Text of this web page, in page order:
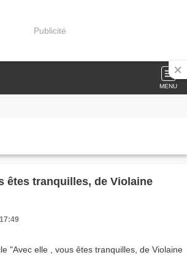
Publicité
MENU
êtes tranquilles, de Violaine